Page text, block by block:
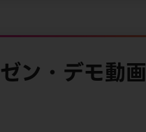
ン・デモ動画